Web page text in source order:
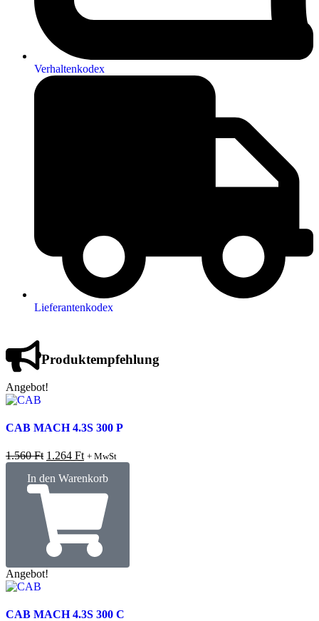
Verhaltenkodex
Lieferantenkodex
Produktempfehlung
Angebot!
CAB MACH 4.3S 300 P
1.560Ft 1.264 Ft + MwSt
In den Warenkorb
Angebot!
CAB MACH 4.3S 300 C